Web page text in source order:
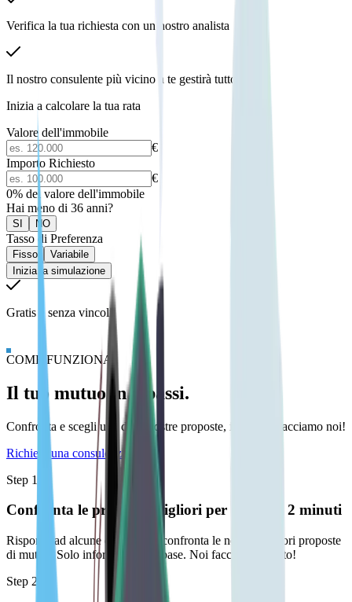
Verifica la tua richiesta con un nostro analista
Il nostro consulente più vicino a te gestirà tutto
Inizia a calcolare la tua rata
Valore dell'immobile
€
Importo Richiesto
€
0% del valore dell'immobile
Hai meno di 36 anni?
SI NO
Tasso di Preferenza
Fisso
Variabile
Inizia la simulazione
Gratis e senza vincoli
COME FUNZIONA
Il tuo mutuo in 3 passi.
Confronta e scegli una delle nostre proposte, il resto lo facciamo noi!
Richiedi una consulenza
Step 1
Confronta le proposte migliori per te in soli 2 minuti
Rispondi ad alcune domande e confronta le nostre migliori proposte
di mutuo. Solo informazioni di base. Noi facciamo il resto!
Step 2